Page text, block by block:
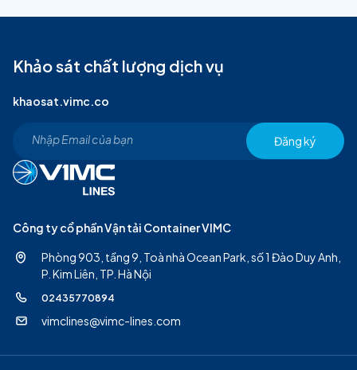
Công ty cổ phần Vận tải Container VIMC
Phòng 903, tầng 9, Toà nhà Ocean Park, số 1 Đào Duy Anh,
P. Kim Liên, TP. Hà Nội
02435770894
vimclines@vimc-lines.com
Khảo sát chất lượng dịch vụ
khaosat.vimc.co
Đăng ký